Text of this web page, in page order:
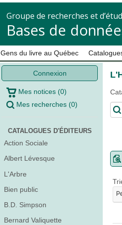
Groupe de recherches et
Bases de
Gens du livre au Québec
Connexion
Mes notices (0)
Mes recherches (0)
CATALOGUES D'ÉDITEURS
Action Sociale
Albert Lévesque
L'Arbre
Bien public
B.D. Simpson
Bernard Valiquette